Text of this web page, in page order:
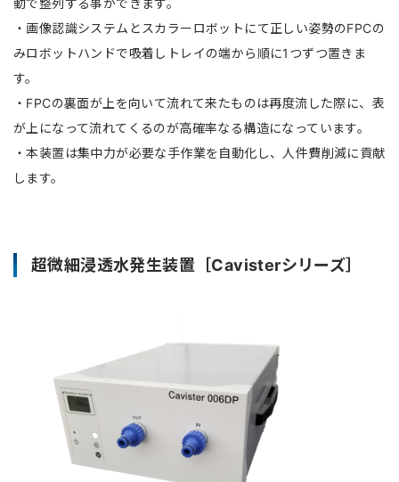
動で整列する事ができます。
・画像認識システムとスカラーロボットにて正しい姿勢のFPCの
みロボットハンドで吸着しトレイの端から順に1つずつ置きま
す。
・FPCの裏面が上を向いて流れて来たものは再度流した際に、表
が上になって流れてくるのが高確率なる構造になっています。
・本装置は集中力が必要な手作業を自動化し、人件費削減に貢献
します。
超微細浸透水発生装置［Cavisterシリーズ］